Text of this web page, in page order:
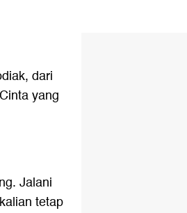
dari
yang
Jalani
tetap